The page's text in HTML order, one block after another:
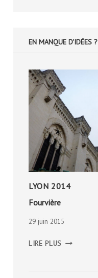
EN MANQUE D'IDÉES ?
LYON 2014
Fourvière
29 juin 2015
LIRE PLUS